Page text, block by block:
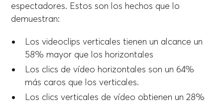
espectadores. Estos son los hechos que lo
demuestran:
Los videoclips verticales tienen un alcance un
58% mayor que los horizontales
Los clics de vídeo horizontales son un 64%
más caros que los verticales.
Los clics verticales de vídeo obtienen un 28%